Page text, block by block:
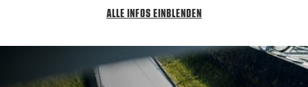
ALLE INFOS EINBLENDEN